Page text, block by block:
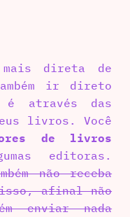
mais direta de
ir direto
através das
livros. Você
de livros
editoras.
não receba
isso, afinal não
enviar nada